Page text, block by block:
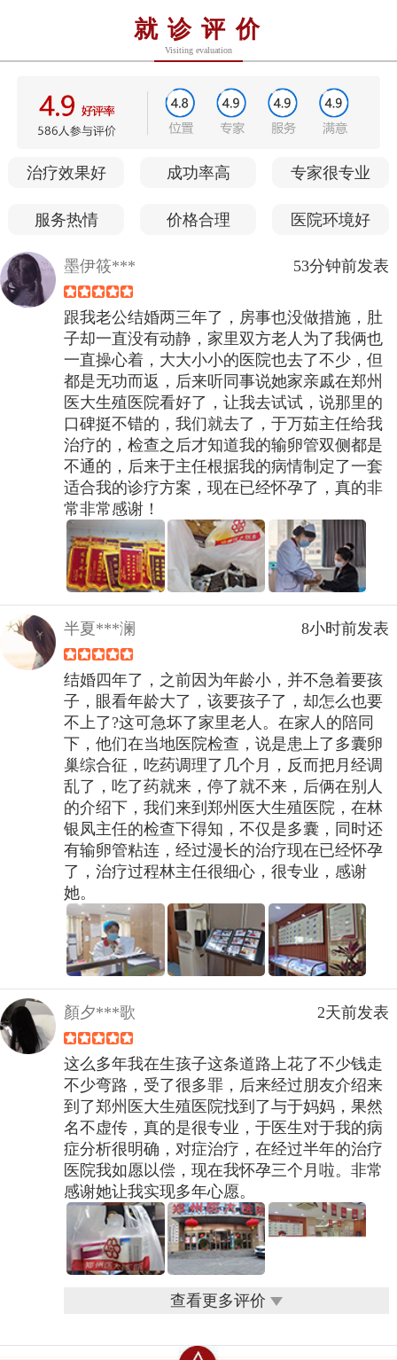
就诊评价
Visiting evaluation
治疗效果好 成功率高 专家很专业
服务热情 价格合理 医院环境好
墨伊筱*** 53分钟前发表
跟我老公结婚两三年了，房事也没做措施，肚
子却一直没有动静，家里双方老人为了我俩也
一直操心着，大大小小的医院也去了不少，但
都是无功而返，后来听同事说她家亲戚在郑州
医大生殖医院看好了，让我去试试，说那里的
口碑挺不错的，我们就去了，于万茹主任给我
治疗的，检查之后才知道我的输卵管双侧都是
不通的，后来于主任根据我的病情制定了一套
适合我的诊疗方案，现在已经怀孕了，真的非
常非常感谢！
半夏***澜 8小时前发表
结婚四年了，之前因为年龄小，并不急着要孩
子，眼看年龄大了，该要孩子了，却怎么也要
不上了?这可急坏了家里老人。在家人的陪同
下，他们在当地医院检查，说是患上了多囊卵
巢综合征，吃药调理了几个月，反而把月经调
乱了，吃了药就来，停了就不来，后俩在别人
的介绍下，我们来到郑州医大生殖医院，在林
银凤主任的检查下得知，不仅是多囊，同时还
有输卵管粘连，经过漫长的治疗现在已经怀孕
了，治疗过程林主任很细心，很专业，感谢
她。
顏夕***歌 2天前发表
这么多年我在生孩子这条道路上花了不少钱走
不少弯路，受了很多罪，后来经过朋友介绍来
到了郑州医大生殖医院找到了与于妈妈，果然
名不虚传，真的是很专业，于医生对于我的病
症分析很明确，对症治疗，在经过半年的治疗
医院我如愿以偿，现在我怀孕三个月啦。非常
感谢她让我实现多年心愿。
查看更多评价